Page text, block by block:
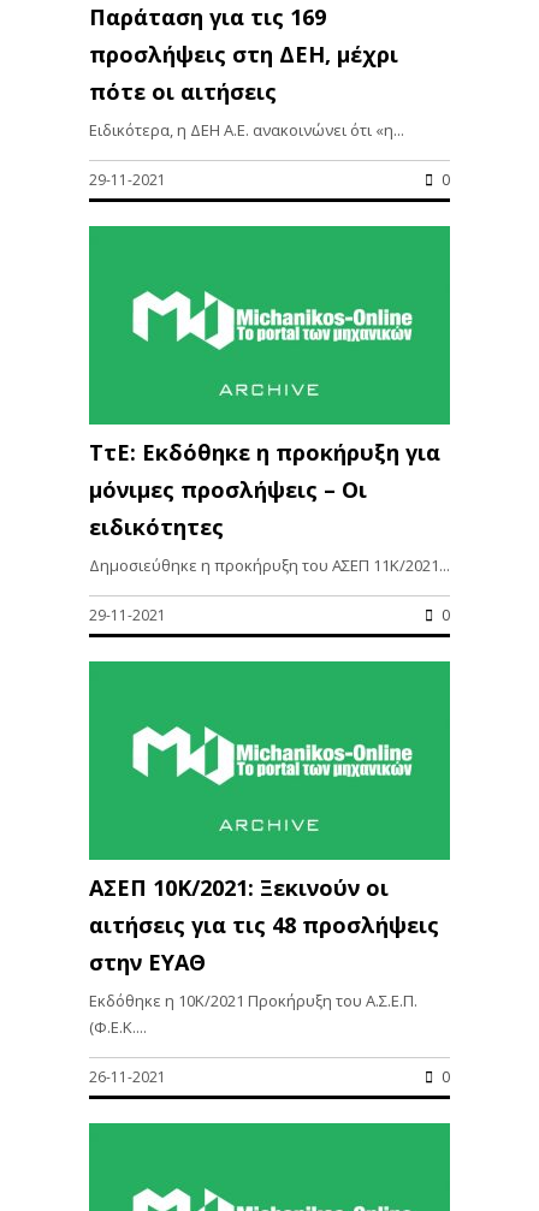
Παράταση για τις 169
προσλήψεις στη ΔΕΗ, μέχρι
πότε οι αιτήσεις
Ειδικότερα, η ΔΕΗ Α.Ε. ανακοινώνει ότι «η...
29-11-2021 0
ΤτΕ: Εκδόθηκε η προκήρυξη για
μόνιμες προσλήψεις – Oι
ειδικότητες
Δημοσιεύθηκε η προκήρυξη του ΑΣΕΠ 11Κ/2021...
29-11-2021 0
ΑΣΕΠ 10Κ/2021: Ξεκινούν οι
αιτήσεις για τις 48 προσλήψεις
στην ΕΥΑΘ
Εκδόθηκε η 10Κ/2021 Προκήρυξη του Α.Σ.Ε.Π.
(Φ.Ε.Κ....
26-11-2021 0